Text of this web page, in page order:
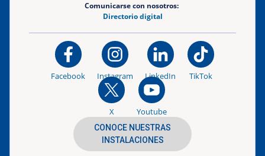
Comunicarse con nosotros:
Directorio digital
Facebook Instagram LinkedIn TikTok
X Youtube
CONOCE NUESTRAS
INSTALACIONES